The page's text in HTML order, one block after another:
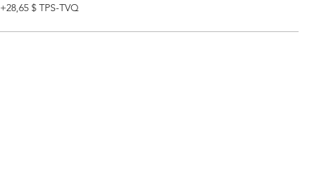
+28,65 $ TPS-TVQ